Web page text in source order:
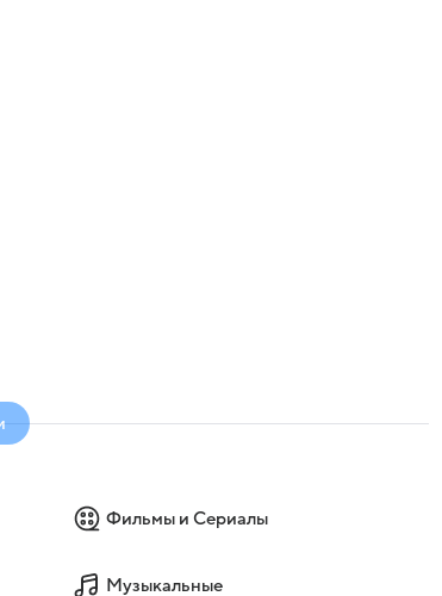
Фильмы и Сериалы
Музыкальные